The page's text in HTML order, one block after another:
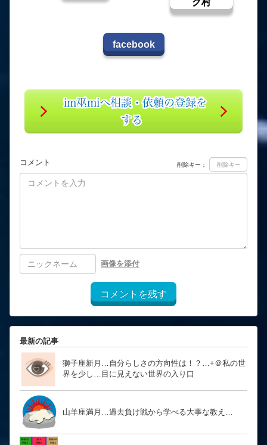
グ村
facebook
im巫miへ相談・依頼の登録を
する
コメント 削除キー：
画像を添付
コメントを残す
最新の記事
獅子座新月…自分らしさの方向性は！？… ​​​​​​​+＠私の世
界を少し…目に見えない世界の入り口
山羊座満月…過去負け戦から学べる大事な教え…